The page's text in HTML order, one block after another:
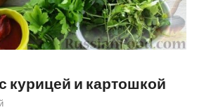
курицей и картошкой